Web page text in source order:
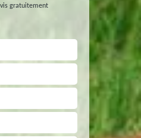
gratuitement